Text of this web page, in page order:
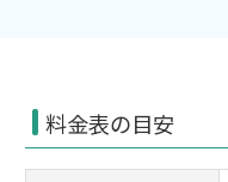
料金表の目安